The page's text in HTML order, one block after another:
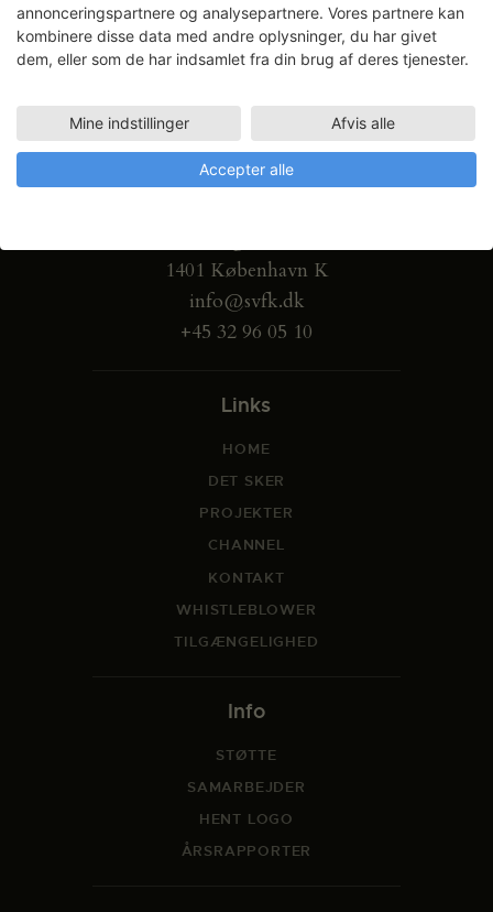
1401 København K
info@svfk.dk
+45 32 96 05 10
Links
HOME
DET SKER
PROJEKTER
CHANNEL
KONTAKT
WHISTLEBLOWER
TILGÆNGELIGHED
Info
STØTTE
SAMARBEJDER
HENT LOGO
ÅRSRAPPORTER
annonceringspartnere og analysepartnere. Vores partnere kan
kombinere disse data med andre oplysninger, du har givet
dem, eller som de har indsamlet fra din brug af deres tjenester.
Mine indstillinger Afvis alle
Accepter alle